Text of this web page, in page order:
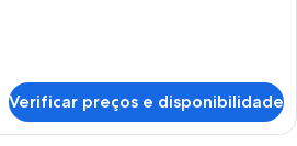
Verificar preços e disponibilidade